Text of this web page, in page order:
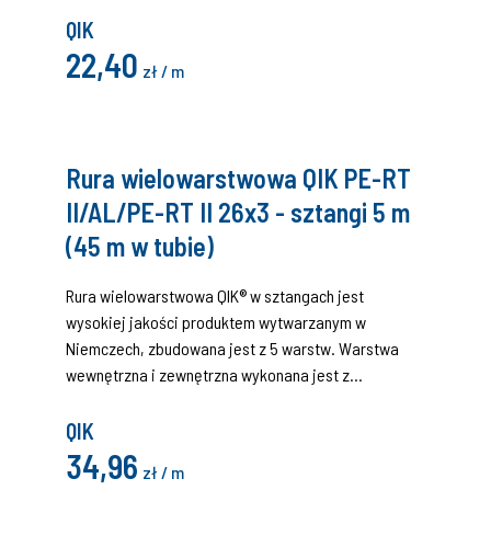
wytrzymałością na wysoką temperaturę. Środkową
warstwą jest aluminiowa rura spawana na zakładkę
ultradźwiękowo lub laserowo, zastosowana technika
QIK
22,40 zł / m
Rura wielowarstwowa QIK PE-RT
II/AL/PE-RT II 26x3 - sztangi 5 m
(45 m w tubie)
Rura wielowarstwowa QIK® w sztangach jest
wysokiej jakości produktem wytwarzanym w
Niemczech, zbudowana jest z 5 warstw. Warstwa
wewnętrzna i zewnętrzna wykonana jest z
zwiększoną wytrzymałością na wysoką temperaturę.
Środkową warstwą jest aluminiowa rura spawana na
zakładkę ultradźwiękowo lub laserowo,
QIK
34,96 zł / m